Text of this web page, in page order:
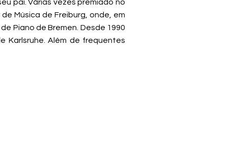
pai. Várias vezes premiado no
Música de Freiburg, onde, em
Piano de Bremen. Desde 1990
Karlsruhe. Além de frequentes